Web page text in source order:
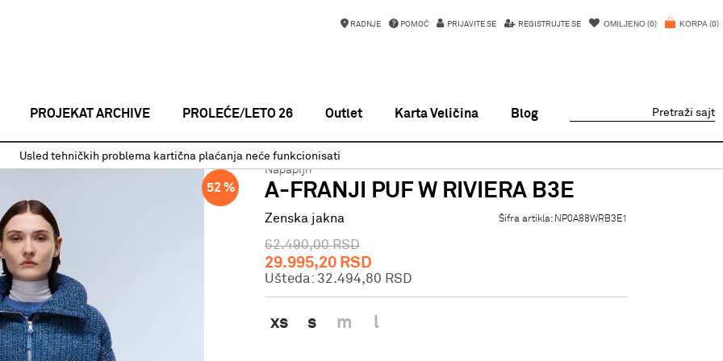
KORPA 0
OMILJENO 0
PRIJAVITE SE REGISTRUJTE SE
RADNJE POMOĆ
PROJEKAT ARCHIVE PROLEĆE/LETO 26 Outlet Karta Veličina Blog Pretraži sajt
Usled tehničkih problema kartična plaćanja neće funkcionisati
jakna A-FRANJI PUF W RIVIERA B3E
52 %
Napapijri
A-FRANJI PUF W RIVIERA B3E
Zenska jakna Šifra artikla: NP0A88WRB3E1
62.490,00 RSD
29.995,20 RSD
Ušteda: 32.494,80 RSD
xs s m l